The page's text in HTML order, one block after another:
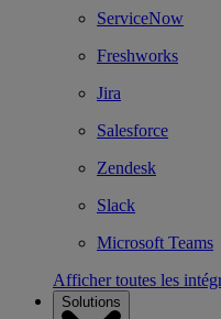
ServiceNow
Freshworks
Jira
Salesforce
Zendesk
Slack
Microsoft Teams
Afficher toutes les
Solutions